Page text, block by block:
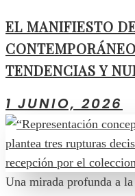
EL MANIFIESTO
TENDENCIAS Y
1 JUNIO, 2026
Una mirada profunda a